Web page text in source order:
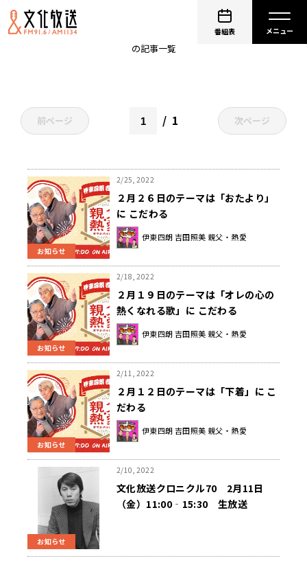
番組表
の記事一覧
前ページ 1 次ページ
お知らせ
2/25, 2022
２月２６日のテーマは「おたより」
に こだわる
伊東四朗 吉田照美 親父・熱愛
お知らせ
2/18, 2022
２月１９日のテーマは「オレの心の
熱くなれる歌」に こだわる
伊東四朗 吉田照美 親父・熱愛
お知らせ
2/11, 2022
２月１２日のテーマは「下着」に こ
だわる
伊東四朗 吉田照美 親父・熱愛
お知らせ
2/10, 2022
文化放送クロニクル70 2月11日
（金）11:00‐15:30 生放送